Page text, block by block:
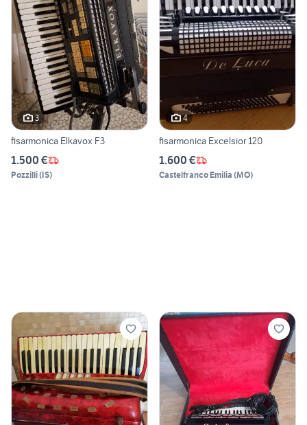
3
fisarmonica Elkavox F3
1.500 €
Pozzilli(IS)
4
fisarmonica Excelsior 120
1.600 €
Castelfranco Emilia (MO)